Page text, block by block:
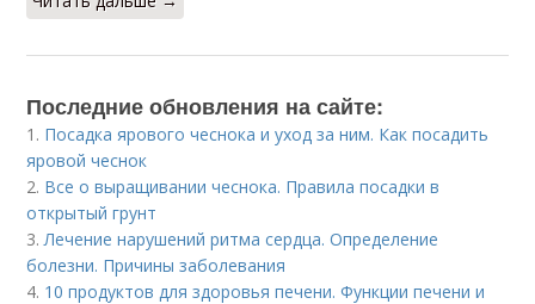
Последние обновления на сайте:
1. Посадка ярового чеснока и уход за ним. Как посадить
яровой чеснок
2. Все о выращивании чеснока. Правила посадки в
открытый грунт
3.Лечение нарушений ритма сердца. Определение
болезни. Причины заболевания
4. 10 продуктов для здоровья печени. Функции печени и